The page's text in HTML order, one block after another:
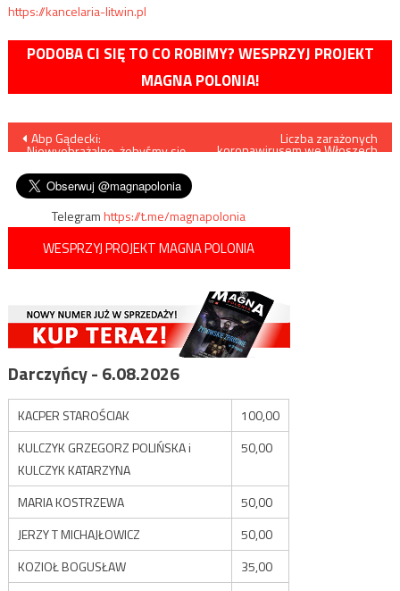
https://kancelaria-litwin.pl
PODOBA CI SIĘ TO CO ROBIMY? WESPRZYJ PROJEKT
MAGNA POLONIA!
Nawigacja
wpisu
Abp Gądecki:
„Niewyobrażalne, żebyśmy się
Liczba zarażonych
koronawirusem we Włoszech
Telegramhttps://t.me/magnapolonia
WESPRZYJ PROJEKT MAGNA POLONIA
Darczyńcy - 6.08.2026
KACPER STAROŚCIAK
100,00
KULCZYK GRZEGORZ POLIŃSKA i
KULCZYK KATARZYNA
50,00
MARIA KOSTRZEWA
50,00
JERZY T MICHAJŁOWICZ
50,00
KOZIOŁ BOGUSŁAW
35,00